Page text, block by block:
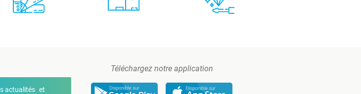
actualités et
Téléchargez notre application